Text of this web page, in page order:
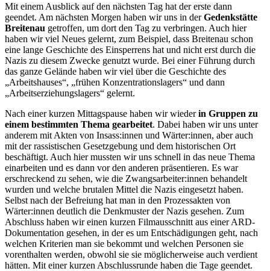
Mit einem Ausblick auf den nächsten Tag hat der erste dann
geendet. Am nächsten Morgen haben wir uns in derGedenkstätte
Breitenau getroffen, um dort den Tag zu verbringen. Auch hier
haben wir viel Neues gelernt, zum Beispiel, dass Breitenau schon
eine lange Geschichte des Einsperrens hat und nicht erst durch die
Nazis zu diesem Zwecke genutzt wurde. Bei einer Führung durch
das ganze Gelände haben wir viel über die Geschichte des
„Arbeitshauses“, „frühen Konzentrationslagers“ und dann
„Arbeitserziehungslagers“ gelernt.
Nach einer kurzen Mittagspause haben wir wiederin Gruppen zu
einem bestimmten Thema gearbeitet. Dabei haben wir uns unter
anderem mit Akten von Insass:innen und Wärter:innen, aber auch
mit der rassistischen Gesetzgebung und dem historischen Ort
beschäftigt. Auch hier mussten wir uns schnell in das neue Thema
einarbeiten und es dann vor den anderen präsentieren. Es war
erschreckend zu sehen, wie die Zwangsarbeiter:innen behandelt
wurden und welche brutalen Mittel die Nazis eingesetzt haben.
Selbst nach der Befreiung hat man in den Prozessakten von
Wärter:innen deutlich die Denkmuster der Nazis gesehen. Zum
Abschluss haben wir einen kurzen Filmausschnitt aus einer ARD-
Dokumentation gesehen, in der es um Entschädigungen geht, nach
welchen Kriterien man sie bekommt und welchen Personen sie
vorenthalten werden, obwohl sie sie möglicherweise auch verdient
hätten. Mit einer kurzen Abschlussrunde haben die Tage geendet.